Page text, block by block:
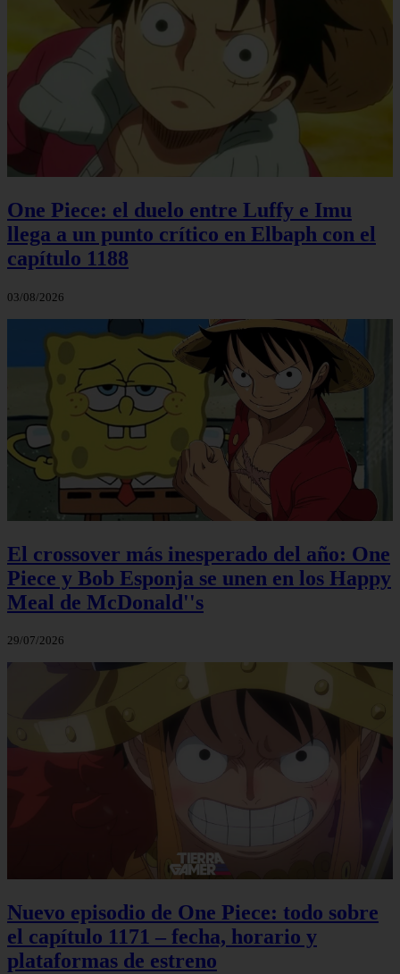
One Piece: el duelo entre Luffy e Imu
llega a un punto crítico en Elbaph con el
capítulo 1188
03/08/2026
El crossover más inesperado del año: One
Piece y Bob Esponja se unen en los Happy
Meal de McDonald''s
29/07/2026
Nuevo episodio de One Piece: todo sobre
el capítulo 1171 – fecha, horario y
plataformas de estreno